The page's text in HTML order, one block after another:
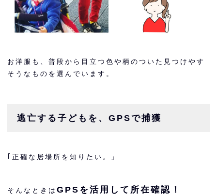
お洋服も、普段から目立つ色や柄のついた見つけやす
そうなものを選んでいます。
逃亡する子どもを、GPSで捕獲
｢正確な居場所を知りたい。」
そんなときは GPSを活用して所在確認！